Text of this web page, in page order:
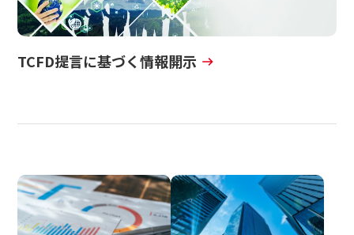
TCFD提言に基づく情報開示